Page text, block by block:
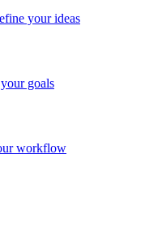
your ideas
goals
workflow